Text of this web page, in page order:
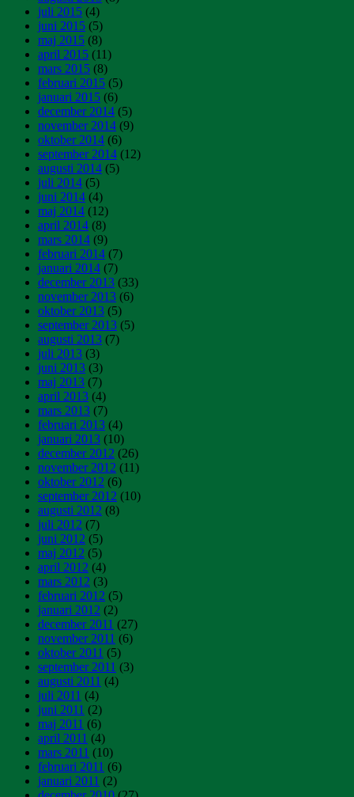
juli 2015 (4)
juni 2015 (5)
maj 2015 (8)
april 2015 (11)
mars 2015 (8)
februari 2015 (5)
januari 2015 (6)
december 2014 (5)
november 2014 (9)
oktober 2014 (6)
september 2014 (12)
augusti 2014 (5)
juli 2014 (5)
juni 2014 (4)
maj 2014 (12)
april 2014 (8)
mars 2014 (9)
februari 2014 (7)
januari 2014 (7)
december 2013 (33)
november 2013 (6)
oktober 2013 (5)
september 2013 (5)
augusti 2013 (7)
juli 2013 (3)
juni 2013 (3)
maj 2013 (7)
april 2013 (4)
mars 2013 (7)
februari 2013 (4)
januari 2013 (10)
december 2012 (26)
november 2012 (11)
oktober 2012 (6)
september 2012 (10)
augusti 2012 (8)
juli 2012 (7)
juni 2012 (5)
maj 2012 (5)
april 2012 (4)
mars 2012 (3)
februari 2012 (5)
januari 2012 (2)
december 2011 (27)
november 2011 (6)
oktober 2011 (5)
september 2011 (3)
augusti 2011 (4)
juli 2011 (4)
juni 2011 (2)
maj 2011 (6)
april 2011 (4)
mars 2011 (10)
februari 2011 (6)
januari 2011 (2)